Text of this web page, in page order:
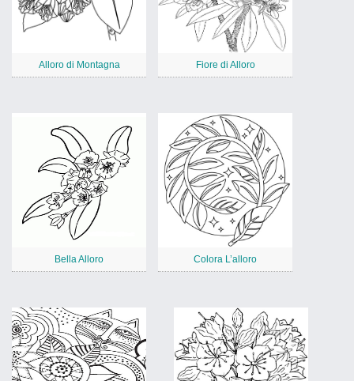
Alloro di Montagna Fiore di Alloro
Bella Alloro Colora L’alloro